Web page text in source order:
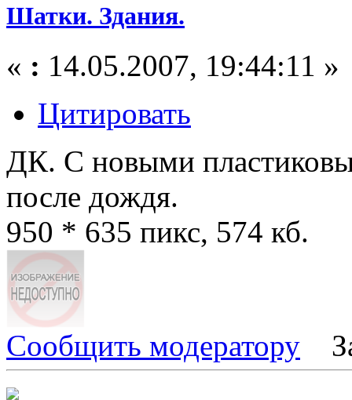
Шатки. Здания.
« : 14.05.2007, 19:44:11 »
Цитировать
ДК. С новыми
после дождя.
950 * 635 пикс, 574 кб.
Сообщить модератору